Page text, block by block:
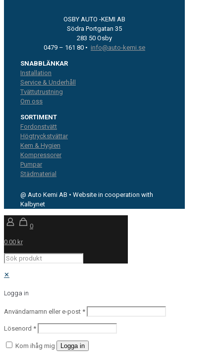
OSBY AUTO -KEMI AB
Södra Portgatan 35
283 50 Osby
0479 – 161 80 • info@auto-kemi.se
SNABBLÄNKAR
Installation
Service & Underhåll
Tvättutrustning
Om oss
SORTIMENT
Fordonstvätt
Högtryckstvättar
Kem & Hygien
Kompressorer
Pumpar
Städmaterial
@ Auto Kemi AB • Website in cooperation with
Kalbynet
0
0.00 kr
✕
Logga in
Användarnamn eller e-post *
Lösenord *
Kom ihåg mig Logga in